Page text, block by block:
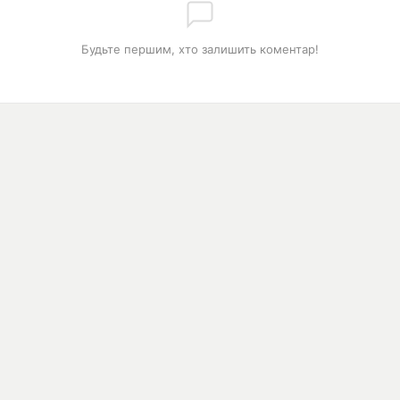
Будьте першим, хто залишить коментар!